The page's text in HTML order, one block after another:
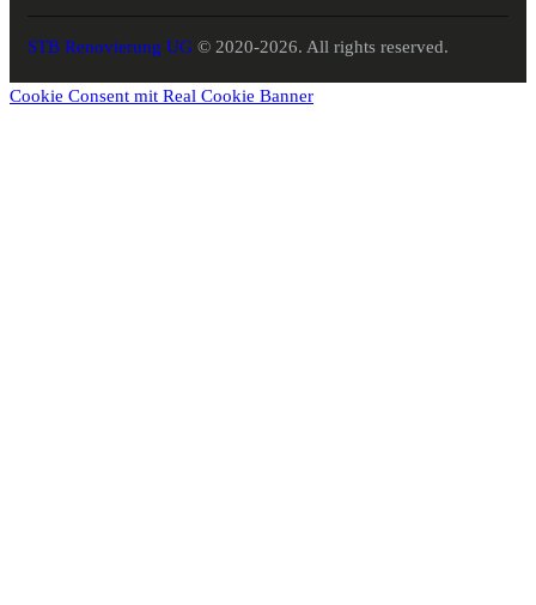
STB Renovierung UG © 2020-2026. All rights reserved.
Cookie Consent mit Real Cookie Banner